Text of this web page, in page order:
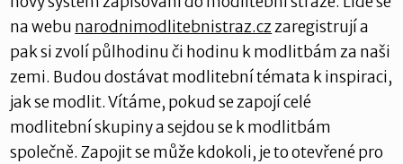
na webu narodnimodlitebnistraz.czzaregistrují a
pak si zvolí půlhodinu či hodinu k modlitbám za naši
zemi. Budou dostávat modlitební témata k inspiraci,
jak se modlit. Vítáme, pokud se zapojí celé
modlitební skupiny a sejdou se k modlitbám
společně. Zapojit se může kdokoli, je to otevřené pro